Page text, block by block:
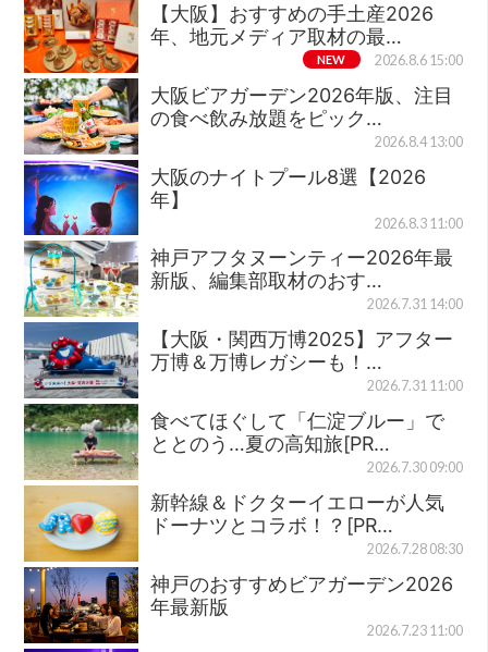
【大阪】おすすめの手土産2026
年、地元メディア取材の最…
NEW 2026.8.6 15:00
大阪ビアガーデン2026年版、注目
の食べ飲み放題をピック…
2026.8.4 13:00
大阪のナイトプール8選【2026
年】
2026.8.3 11:00
神戸アフタヌーンティー2026年最
新版、編集部取材のおす…
2026.7.31 14:00
【大阪・関西万博2025】アフター
万博＆万博レガシーも！…
2026.7.31 11:00
食べてほぐして「仁淀ブルー」で
ととのう…夏の高知旅[PR…
2026.7.30 09:00
新幹線＆ドクターイエローが人気
ドーナツとコラボ！？[PR…
2026.7.28 08:30
神戸のおすすめビアガーデン2026
年最新版
2026.7.23 11:00